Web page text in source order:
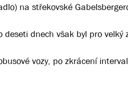
na střekovské
dnech však byl pro velký
vozy, po zkrácení